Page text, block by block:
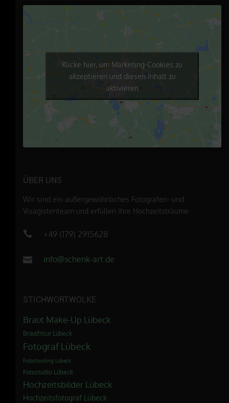
Klicke hier, um Marketing-Cookies zu
akzeptieren und diesen Inhalt zu
aktivieren
ÜBER UNS
Wir sind ein außergewöhnliches Fotografen- und
Visagistenteam und erfüllen Ihre Hochzeitsträume
+49 (179) 2915628
info@schenk-art.de
STICHWORTWOLKE
Braut Make-Up Lübeck
Brautfrisur Lübeck
Fotograf Lübeck
Fotoshooting Lübeck
Fotostudio Lübeck
Hochzeitsbilder Lübeck
Hochzeitsfotograf Lübeck